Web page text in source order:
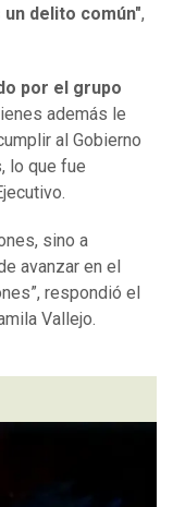
delito común",
por el grupo
además le
al Gobierno
lo que fue
sino a
avanzar en el
respondió el
Vallejo.